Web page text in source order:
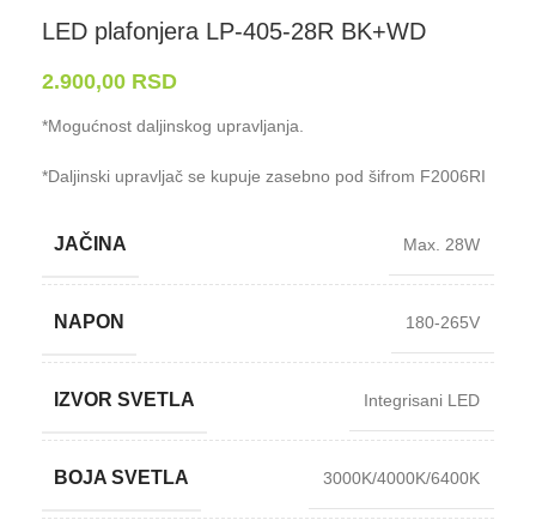
LED plafonjera LP-⁠405-⁠28R BK+WD
2.900,00 RSD
*Mogućnost daljinskog upravljanja.
*Daljinski upravljač se kupuje zasebno pod šifrom F2006RI
JAČINA Max. 28W
NAPON 180-265V
IZVOR SVETLA Integrisani LED
BOJA SVETLA 3000K/4000K/6400K